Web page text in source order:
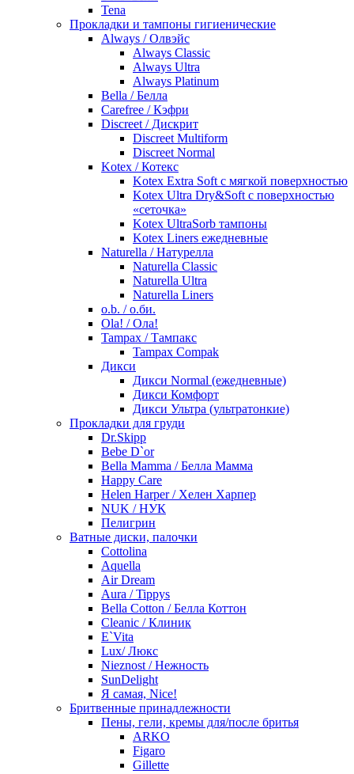
Tena
Прокладки и тампоны гигиенические
Always / Олвэйс
Always Classic
Always Ultra
Always Platinum
Bella / Белла
Carefree / Кэфри
Discreet / Дискрит
Discreet Multiform
Discreet Normal
Kotex / Котекс
Kotex Extra Soft с мягкой поверхностью
Kotex Ultra Dry&Soft с поверхностью
«сеточка»
Kotex UltraSorb тампоны
Kotex Liners ежедневные
Naturella / Натурелла
Naturella Classic
Naturella Ultra
Naturella Liners
o.b. / о.би.
Ola! / Ола!
Tampax / Тампакс
Tampax Compak
Дикси
Дикси Normal (ежедневные)
Дикси Комфорт
Дикси Ультра (ультратонкие)
Прокладки для груди
Dr.Skipp
Bebe D`or
Bella Mamma / Белла Мамма
Happy Care
Helen Harper / Хелен Харпер
NUK / НУК
Пелигрин
Ватные диски, палочки
Cottolina
Aquella
Air Dream
Aura / Tippys
Bella Cotton / Белла Коттон
Cleanic / Клиник
E`Vita
Lux/ Люкс
Nieznost / Нежность
SunDelight
Я самая, Nice!
Бритвенные принадлежности
Пены, гели, кремы для/после бритья
ARKO
Figaro
Gillette